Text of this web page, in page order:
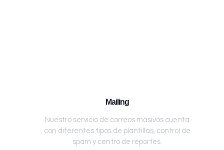
Mailing
Nuestro servicio de correos masivos cuenta
con diferentes tipos de plantillas, control de
spam y centro de reportes.